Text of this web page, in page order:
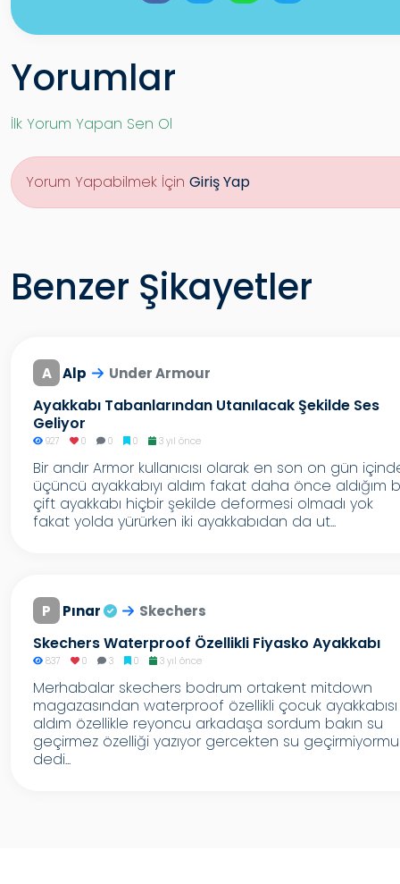
Yorumlar
İlk Yorum Yapan Sen Ol
Yorum Yapabilmek İçin Giriş Yap
Benzer Şikayetler
A Alp Under Armour
Ayakkabı Tabanlarından Utanılacak Şekilde Ses
Geliyor
927 0 0 0 3 yıl önce
Bir andır Armor kullanıcısı olarak en son on gün
üçüncü ayakkabıyı aldım fakat daha önce aldığım
çift ayakkabı hiçbir şekilde deformesi olmadı yok
fakat yolda yürürken iki ayakkabıdan da ut...
P Pınar Skechers
Skechers Waterproof Özellikli Fiyasko Ayakkabı
837 0 3 0 3 yıl önce
Merhabalar skechers bodrum ortakent mitdown
magazasından waterproof özellikli çocuk ayakkabısı
aldım özellikle reyoncu arkadaşa sordum bakın su
geçirmez özelliği yazıyor gercekten su geçirmiyormu
dedi...